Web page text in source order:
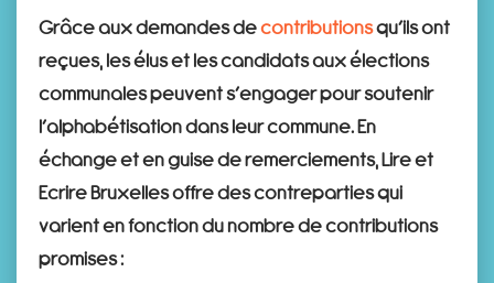
Grâce aux demandes decontributionsqu’ils ont
reçues, les élus et les candidats aux élections
communales peuvent s’engager pour soutenir
l’alphabétisation dans leur commune. En
échange et en guise de remerciements, Lire et
Ecrire Bruxelles offre des contreparties qui
varient en fonction du nombre de contributions
promises :